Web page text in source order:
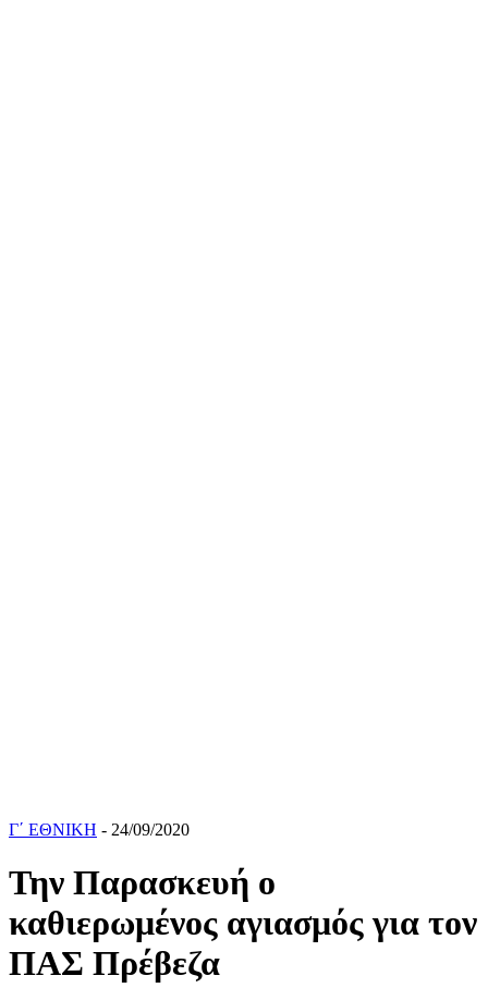
Γ΄ ΕΘΝΙΚΗ - 24/09/2020
Την Παρασκευή ο
καθιερωμένος αγιασμός για τον
ΠΑΣ Πρέβεζα